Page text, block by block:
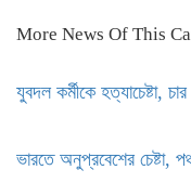
More News Of This
যুবদল কর্মীকে হত্যাচেষ্টা,
ভারতে অনুপ্রবেশের চেষ্টা,